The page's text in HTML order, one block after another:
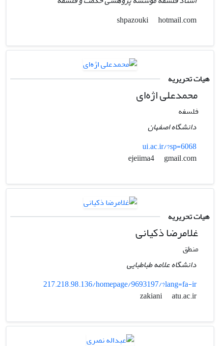
hotmail.com
هیات تحریریه
محمد‌علی اژه‌ای
فلسفه
دانشگاه اصفهان
ui.ac.ir/?sp=6068
gmail.com
هیات تحریریه
غلامرضا ذکیانی
منطق
دانشگاه علامه طباطبایی
217.218.98.136/homepage/9693197/?lang=fa-ir
zakiani
atu.ac.ir